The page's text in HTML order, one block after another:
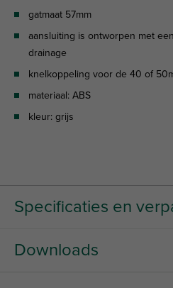
gatmaat 57mm
aansluiting is ontworpen met
drainage
knelkoppeling voor de 40 of
materiaal: ABS
kleur: grijs
Specificaties en
Downloads